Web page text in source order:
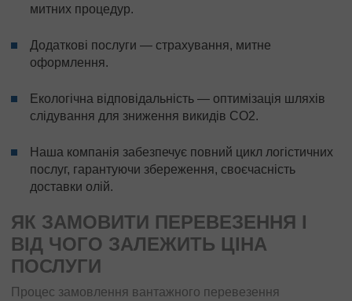
митних процедур.
Додаткові послуги — страхування, митне
оформлення.
Екологічна відповідальність — оптимізація шляхів
слідування для зниження викидів CO2.
Наша компанія забезпечує повний цикл логістичних
послуг, гарантуючи збереження, своєчасність
доставки олій.
ЯК ЗАМОВИТИ ПЕРЕВЕЗЕННЯ І
ВІД ЧОГО ЗАЛЕЖИТЬ ЦІНА
ПОСЛУГИ
Процес замовлення вантажного перевезення